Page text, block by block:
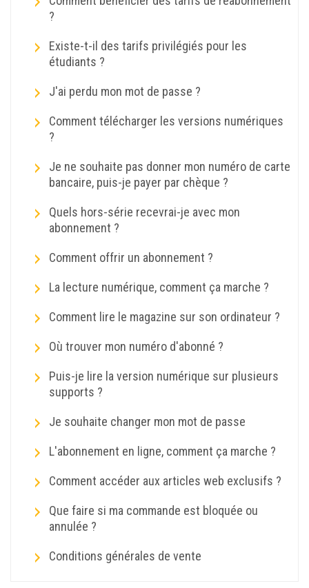
?
Existe-t-il des tarifs privilégiés pour les
étudiants ?
J'ai perdu mon mot de passe ?
Comment télécharger les versions numériques
?
Je ne souhaite pas donner mon numéro de carte
bancaire, puis-je payer par chèque ?
Quels hors-série recevrai-je avec mon
abonnement ?
Comment offrir un abonnement ?
La lecture numérique, comment ça marche ?
Comment lire le magazine sur son ordinateur ?
Où trouver mon numéro d'abonné ?
Puis-je lire la version numérique sur plusieurs
supports ?
Je souhaite changer mon mot de passe
L'abonnement en ligne, comment ça marche ?
Comment accéder aux articles web exclusifs ?
Que faire si ma commande est bloquée ou
annulée ?
Conditions générales de vente